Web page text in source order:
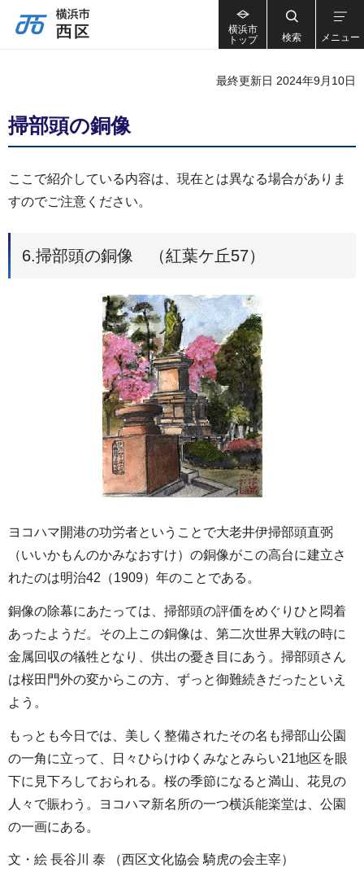
横浜市
トップ
検索 メニュー
最終更新日 2024年9月10日
掃部頭の銅像
ここで紹介している内容は、現在とは異なる場合がありま
すのでご注意ください。
6.掃部頭の銅像 （紅葉ケ丘57）
ヨコハマ開港の功労者ということで大老井伊掃部頭直弼
（いいかもんのかみなおすけ）の銅像がこの高台に建立さ
れたのは明治42（1909）年のことである。
銅像の除幕にあたっては、掃部頭の評価をめぐりひと悶着
あったようだ。その上この銅像は、第二次世界大戦の時に
金属回収の犠牲となり、供出の憂き目にあう。掃部頭さん
は桜田門外の変からこの方、ずっと御難続きだったといえ
よう。
もっとも今日では、美しく整備されたその名も掃部山公園
の一角に立って、日々ひらけゆくみなとみらい21地区を眼
下に見下ろしておられる。桜の季節になると満山、花見の
人々で賑わう。ヨコハマ新名所の一つ横浜能楽堂は、公園
の一画にある。
文・絵 長谷川 泰 （西区文化協会 騎虎の会主宰）